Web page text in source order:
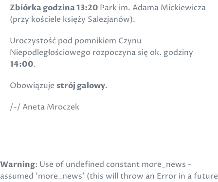
Zbiórka godzina 13:20 Park im. Adama Mickiewicza
(przy kościele księży Salezjanów).
Uroczystość pod pomnikiem Czynu
Niepodległościowego rozpoczyna się ok. godziny
14:00.
Obowiązuje strój galowy.
/-/ Aneta Mroczek
Warning: Use of undefined constant more_news -
assumed 'more_news' (this will throw an Error in a future